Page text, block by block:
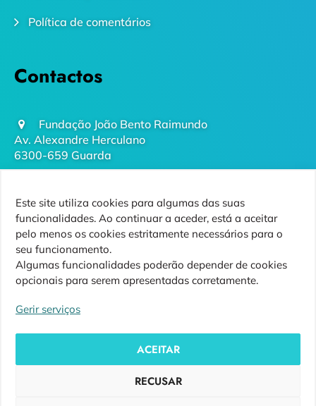
Este site utiliza cookies para algumas das suas
funcionalidades. Ao continuar a aceder, está a aceitar
pelo menos os cookies estritamente necessários para o
seu funcionamento.
Algumas funcionalidades poderão depender de cookies
opcionais para serem apresentadas corretamente.
Gerir serviços
ACEITAR
RECUSAR
Política de comentários
Contactos
Fundação João Bento Raimundo
Av. Alexandre Herculano
6300-659 Guarda
271 220 410
(chamada para rede fixa nacional)
Siga-nos